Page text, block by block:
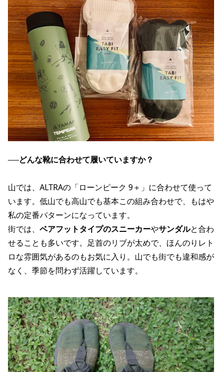
──どんな靴に合わせて履いていますか？
山では、ALTRAの「ローンピーク 9＋」に合わせて使って
います。低山でも高山でも基本この組み合わせで、もはや
私の定番パターンになっています。
街では、 ベアフットタイプのスニーカーやサンダルと合わ
せることも多いです。足首のリブが太めで、ほんのりレト
ロな雰囲気があるのもお気に入り。山でも街でも違和感が
なく、季節を問わず活躍しています。